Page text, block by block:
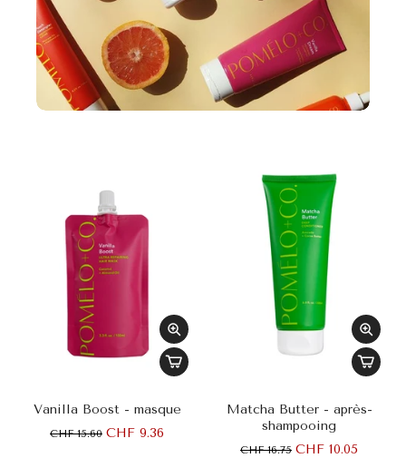
Vanilla Boost - masque
CHF 15.60 CHF 9.36
Matcha Butter - après-
shampooing
CHF 16.75 CHF 10.05